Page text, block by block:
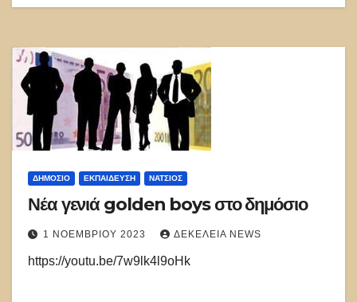
ΔΗΜΌΣΙΟ ΕΚΠΑΊΔΕΥΣΗ ΝΑΤΣΙΌΣ
Νέα γενιά golden boys στο δημόσιο
1 ΝΟΕΜΒΡΊΟΥ 2023 ΔΕΚΈΛΕΙΑ NEWS
https://youtu.be/7w9lk4l9oHk